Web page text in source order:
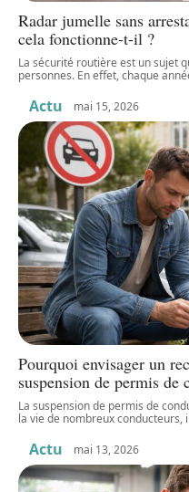
Radar jumelle sans
cela fonctionne-t-il ?
La sécurité routière est un sujet
personnes. En effet, chaque
Actu mai 15, 2026
Pourquoi envisager un
suspension de permis de
La suspension de permis de
la vie de nombreux
Actu mai 13, 2026